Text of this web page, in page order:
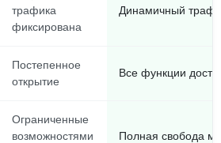
трафика
фиксирована
Динамичный
Постепенное
открытие
Все функции
Ограниченные
возможностями
Полная свобода